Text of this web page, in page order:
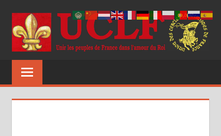
contenu
Unir
de